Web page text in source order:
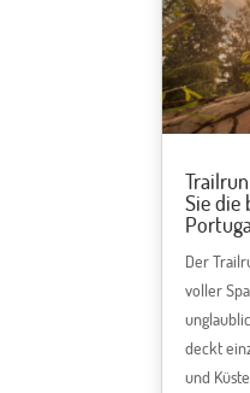
Sie die
Der
voller
deckt
und